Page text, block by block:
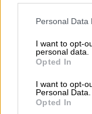
Please note that
not limited to your
grant or deny
use your data for
consent section.
Personal Data
I want to opt-
personal data.
Opted In
I want to opt-
Personal Data.
Opted In
ΔΙΑΒΑΣΤΕ
Σοκ στη
βρέθηκε